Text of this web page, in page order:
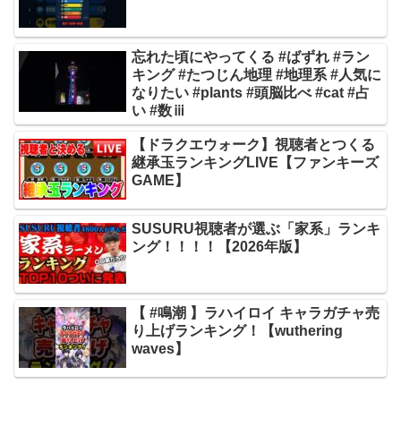
忘れた頃にやってくる #ばずれ #ラン
キング #たつじん地理 #地理系 #人気に
なりたい #plants #頭脳比べ #cat #占
い #数ⅲ
【ドラクエウォーク】視聴者とつくる
継承玉ランキングLIVE【ファンキーズ
GAME】
SUSURU視聴者が選ぶ「家系」ランキ
ング！！！！【2026年版】
【 #鳴潮 】ラハイロイ キャラガチャ売
り上げランキング！【wuthering
waves】